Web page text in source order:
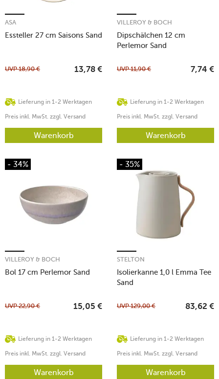
Essteller 27 cm Saisons Sand
ASA
Lieferung in 1-2 Werktagen
UVP18,90 € 13,78 €
Preis inkl. MwSt. zzgl. Versand
Warenkorb
Dipschälchen 12 cm
Perlemor Sand
VILLEROY & BOCH
Lieferung in 1-2 Werktagen
UVP11,90 € 7,74 €
Preis inkl. MwSt. zzgl. Versand
Warenkorb
- 34%
Bol 17 cm Perlemor Sand
VILLEROY & BOCH
Lieferung in 1-2 Werktagen
UVP22,90 € 15,05 €
Preis inkl. MwSt. zzgl. Versand
Warenkorb
- 35%
Isolierkanne 1,0 l Emma Tee
Sand
STELTON
Lieferung in 1-2 Werktagen
UVP129,00 € 83,62 €
Preis inkl. MwSt. zzgl. Versand
Warenkorb